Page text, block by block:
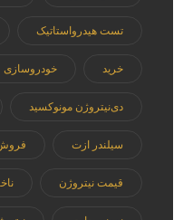
تست هیدرواستاتیک
خرید خودروسازی
دی‌نیتروژن مونوکسید
سیلندر ازت
قیمت نیتروژن